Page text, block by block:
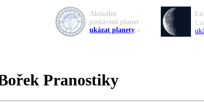
Pranostiky
Aktuální
postavení planet
ukázat planety »